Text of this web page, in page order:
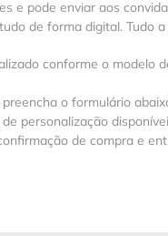
e pode enviar aos
de forma digital. Tudo
conforme o modelo
o formulário
personalização
de compra e